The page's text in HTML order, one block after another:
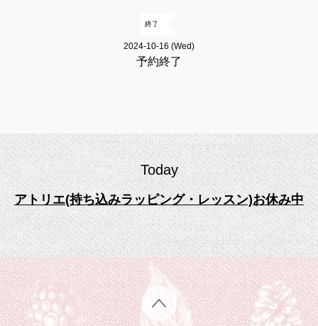
終了
2024-10-16 (Wed)
予約終了
Today
アトリエ(持ち込みラッピング・レッスン)お休み中